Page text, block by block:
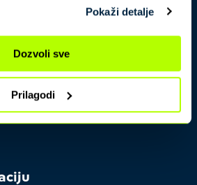
Pokaži detalje
Dozvoli sve
Prilagodi